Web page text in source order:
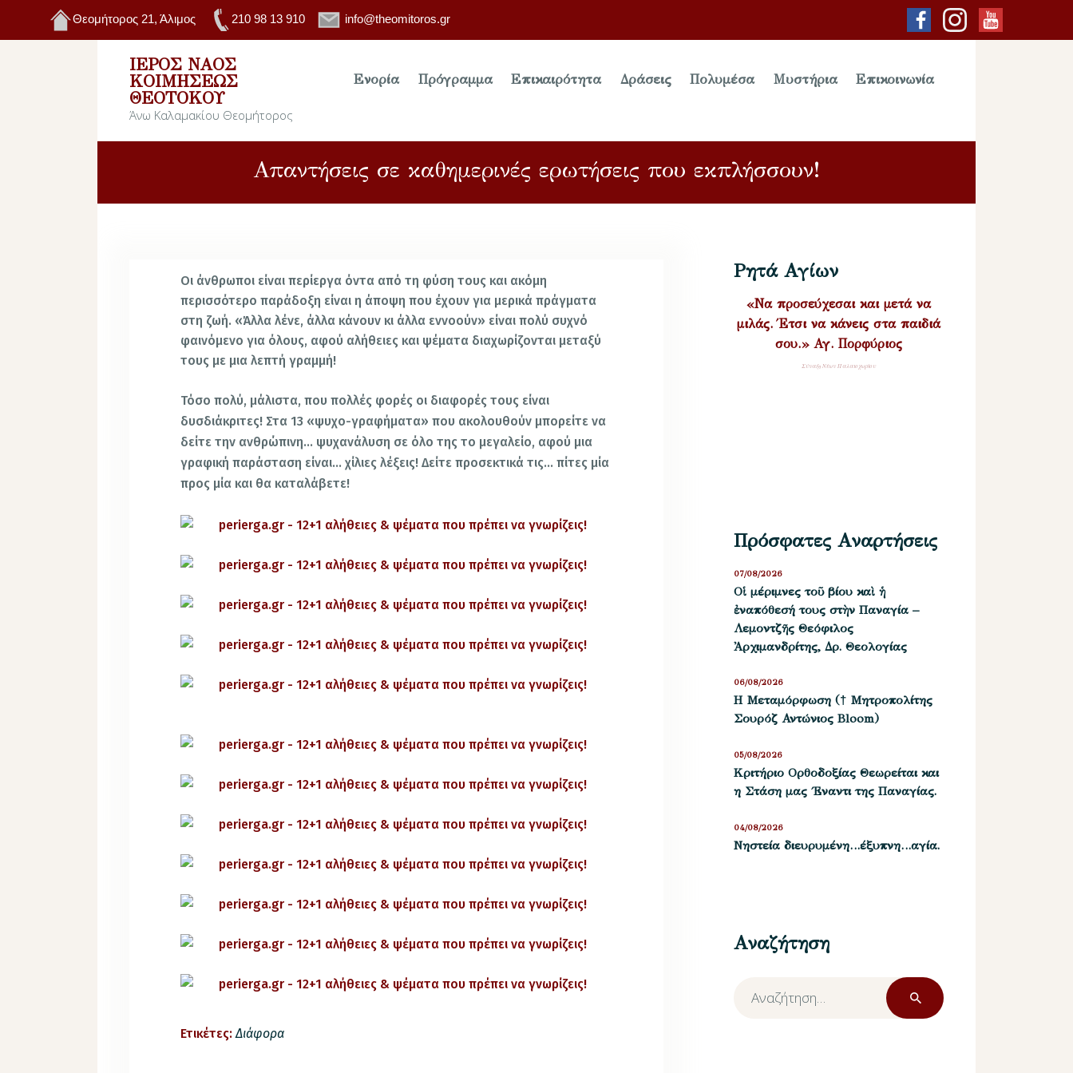
Θεομήτορος 21, Άλιμος 210 98 13 910 info@theomitoros.gr
ΙΕΡΌΣ ΝΑΌΣ
ΚΟΙΜΉΣΕΩΣ
ΘΕΟΤΌΚΟΥ
Άνω Καλαμακίου Θεομήτορος
Ενορία Πρόγραμμα Επικαιρότητα Δράσεις Πολυμέσα Μυστήρια Επικοινωνία
Απαντήσεις σε καθημερινές ερωτήσεις που εκπλήσσουν!
Οι άνθρωποι είναι περίεργα όντα από τη φύση τους και ακόμη
περισσότερο παράδοξη είναι η άποψη που έχουν για μερικά πράγματα
στη ζωή. «Άλλα λένε, άλλα κάνουν κι άλλα εννοούν» είναι πολύ συχνό
φαινόμενο για όλους, αφού αλήθειες και ψέματα διαχωρίζονται μεταξύ
τους με μια λεπτή γραμμή!
Τόσο πολύ, μάλιστα, που πολλές φορές οι διαφορές τους είναι
δυσδιάκριτες! Στα 13 «ψυχο-γραφήματα» που ακολουθούν μπορείτε να
δείτε την ανθρώπινη… ψυχανάλυση σε όλο της το μεγαλείο, αφού μια
γραφική παράσταση είναι… χίλιες λέξεις! Δείτε προσεκτικά τις… πίτες μία
προς μία και θα καταλάβετε!
Ετικέτες: Διάφορα
Ρητά Αγίων
«Να προσεύχεσαι και μετά να
μιλάς. Έτσι να κάνεις στα παιδιά
σου.» Αγ. Πορφύριος
Σύναξη Νέων Παλαιοχωρίου
Πρόσφατες Αναρτήσεις
Οἱ μέριμνες τοῦ βίου καὶ ἡ
ἐναπόθεσή τους στὴν Παναγία –
Λεμοντζῆς Θεόφιλος
Ἀρχιμανδρίτης, Δρ. Θεολογίας
07/08/2026
Η Μεταμόρφωση († Μητροπολίτης
Σουρόζ Αντώνιος Bloom)
06/08/2026
Kριτήριο Oρθοδοξίας Θεωρείται και
η Στάση μας ΄Εναντι της Παναγίας.
05/08/2026
Νηστεία διευρυμένη…έξυπνη…αγία.
04/08/2026
Αναζήτηση
Αναζήτηση
για: